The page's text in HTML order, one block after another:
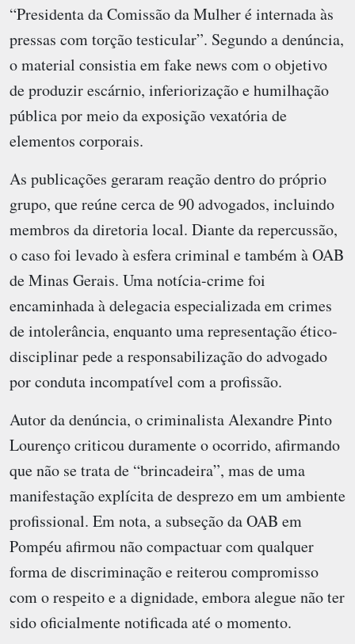
“Presidenta da Comissão da Mulher é internada às
pressas com torção testicular”. Segundo a denúncia,
o material consistia em fake news com o objetivo
de produzir escárnio, inferiorização e humilhação
pública por meio da exposição vexatória de
elementos corporais.
As publicações geraram reação dentro do próprio
grupo, que reúne cerca de 90 advogados, incluindo
membros da diretoria local. Diante da repercussão,
o caso foi levado à esfera criminal e também à OAB
de Minas Gerais. Uma notícia-crime foi
encaminhada à delegacia especializada em crimes
de intolerância, enquanto uma representação ético-
disciplinar pede a responsabilização do advogado
por conduta incompatível com a profissão.
Autor da denúncia, o criminalista Alexandre Pinto
Lourenço criticou duramente o ocorrido, afirmando
que não se trata de “brincadeira”, mas de uma
manifestação explícita de desprezo em um ambiente
profissional. Em nota, a subseção da OAB em
Pompéu afirmou não compactuar com qualquer
forma de discriminação e reiterou compromisso
com o respeito e a dignidade, embora alegue não ter
sido oficialmente notificada até o momento.